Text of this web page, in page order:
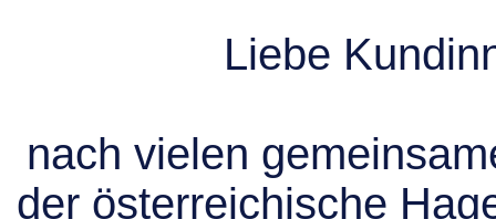
Liebe
nach vielen
der österreichische